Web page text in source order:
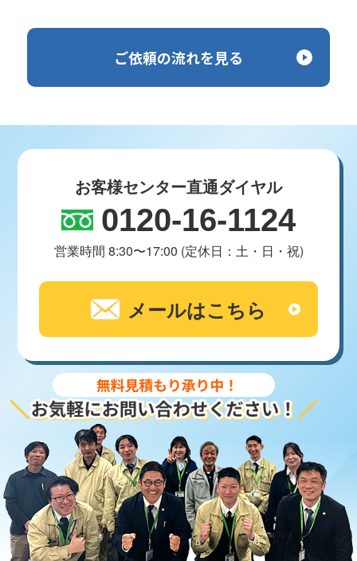
ご依頼の流れを見る
お客様センター直通ダイヤル
0120-16-1124
営業時間 8:30〜17:00 (定休日：土・日・祝)
メールはこちら